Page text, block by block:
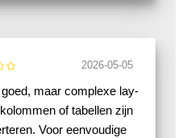
2026-05-05
maar complexe lay-
of tabellen zijn
Voor eenvoudige